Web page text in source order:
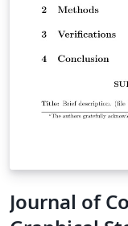
Journal of